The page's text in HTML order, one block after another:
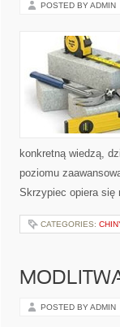
POSTED BY ADMIN
konkretną wiedzą,
poziomu
Skrzypiec opiera się
CATEGORIES:
POSTED BY ADMIN